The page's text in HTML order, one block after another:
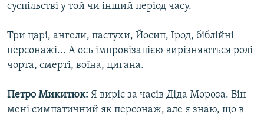
суспільстві у той чи інший період часу.
Три царі, ангели, пастухи, Йосип, Ірод, біблійні
персонажі... А ось імпровізацією вирізняються ролі
чорта, смерті, воїна, цигана.
Петро Микитюк: Я виріс за часів Діда Мороза. Він
мені симпатичний як персонаж, але я знаю, що в